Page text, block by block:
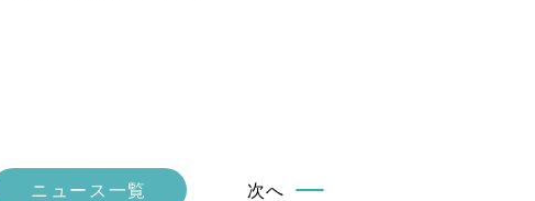
ニュース一覧 次へ